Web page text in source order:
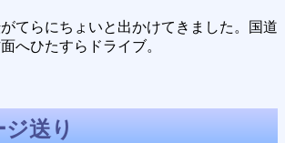
てらにちょいと出かけてきました。国道
へひたすらドライブ。
送り